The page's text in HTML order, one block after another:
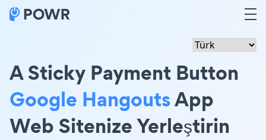
A Sticky Payment Button
Google HangoutsApp
Web Sitenize Yerleştirin